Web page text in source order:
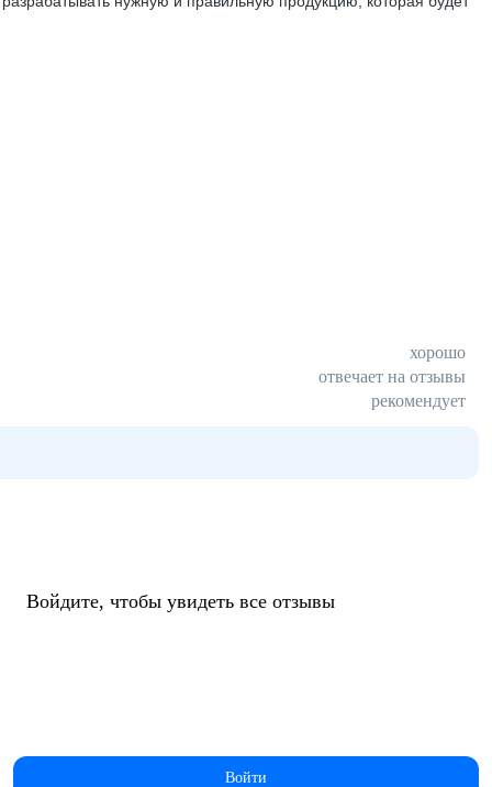
хорошо
отвечает на отзывы
рекомендует
Войдите, чтобы увидеть все отзывы
Войти